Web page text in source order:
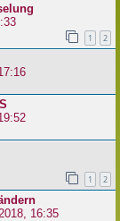
1 2
1 2
16:35